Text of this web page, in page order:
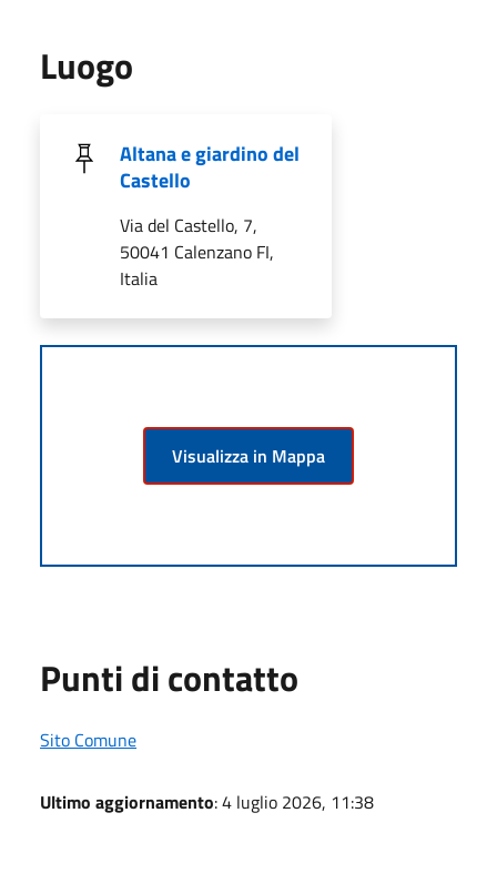
Luogo
Altana e giardino del
Castello
Via del Castello, 7,
50041 Calenzano FI,
Italia
Visualizza in Mappa
Punti di contatto
Sito Comune
Ultimo aggiornamento: 4 luglio 2026, 11:38